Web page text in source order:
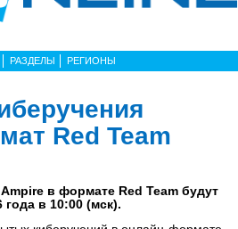
РАЗДЕЛЫ РЕГИОНЫ
Red Team
в формате Red Team будут
в 10:00 (мск).